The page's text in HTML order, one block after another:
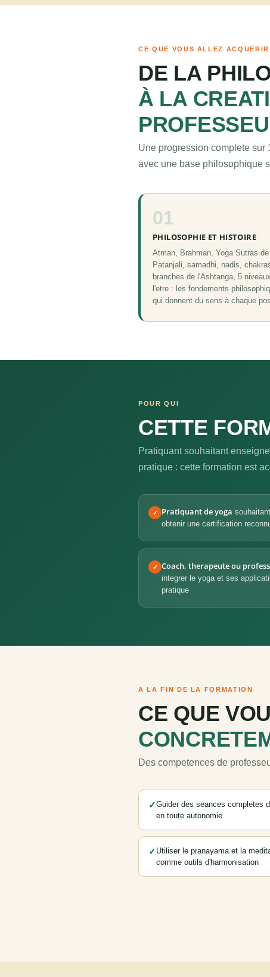
CE QUE VOUS ALLEZ ACQUERIR
DE LA
À LA
Une progression complete sur
avec une base philosophique
01
PHILOSOPHIE ET HISTOIRE
Atman, Brahman, Yoga Sutras de
Patanjali, samadhi, nadis,
branches de l'Ashtanga, 5
l'etre : les fondements
qui donnent du sens à chaque
POUR QUI
CETTE
Pratiquant souhaitant
pratique : cette formation est
✓ Pratiquant de yoga
obtenir une certification
✓ Coach, therapeute ou
integrer le yoga et ses
pratique
A LA FIN DE LA FORMATION
CE QUE
Des competences de
✓Guider des seances completes
en toute autonomie
✓ Utiliser le pranayama et la
comme outils d'harmonisation